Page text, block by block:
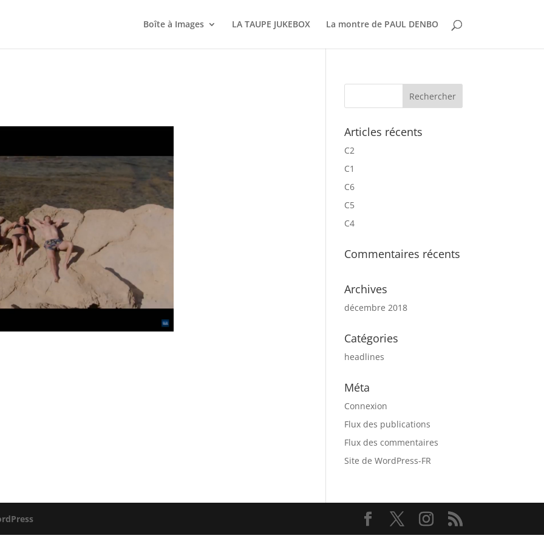
Boîte à Images LA TAUPE JUKEBOX La montre de PAUL DENBO
Articles récents
C2
C1
C6
C5
C4
Commentaires récents
Archives
décembre 2018
Catégories
headlines
Méta
Connexion
Flux des publications
Flux des commentaires
Site de WordPress-FR